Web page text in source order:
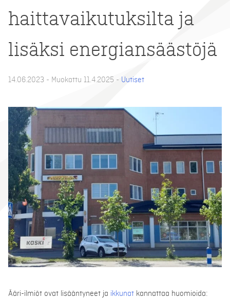
haittavaikutuksilta ja
lisäksi energiansäästöjä
14.06.2023 - Muokattu 11.4.2025 - Uutiset
Ääri-ilmiöt ovat lisääntyneet ja ikkunat kannattaa huomioida: